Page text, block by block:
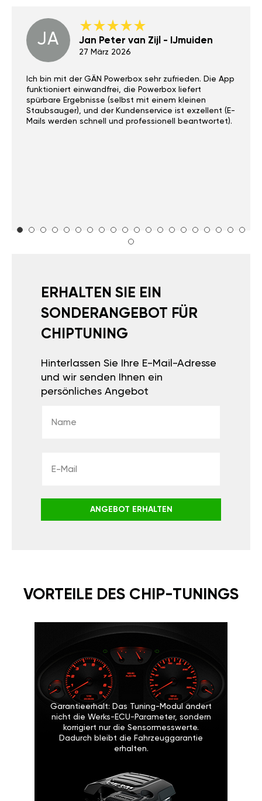
JA Jan Peter van Zijl - IJmuiden
27 März 2026
Ich bin mit der GÄN Powerbox sehr zufrieden. Die App
funktioniert einwandfrei, die Powerbox liefert
spürbare Ergebnisse (selbst mit einem kleinen
Staubsauger), und der Kundenservice ist exzellent (E-
Mails werden schnell und professionell beantwortet).
ERHALTEN SIE EIN
SONDERANGEBOT FÜR
CHIPTUNING
Hinterlassen Sie Ihre E-Mail-Adresse
und wir senden Ihnen ein
persönliches Angebot
ANGEBOT ERHALTEN
VORTEILE DES CHIP-TUNINGS
Garantieerhalt: Das Tuning-Modul ändert
nicht die Werks-ECU-Parameter, sondern
korrigiert nur die Sensormesswerte.
Dadurch bleibt die Fahrzeuggarantie
erhalten.